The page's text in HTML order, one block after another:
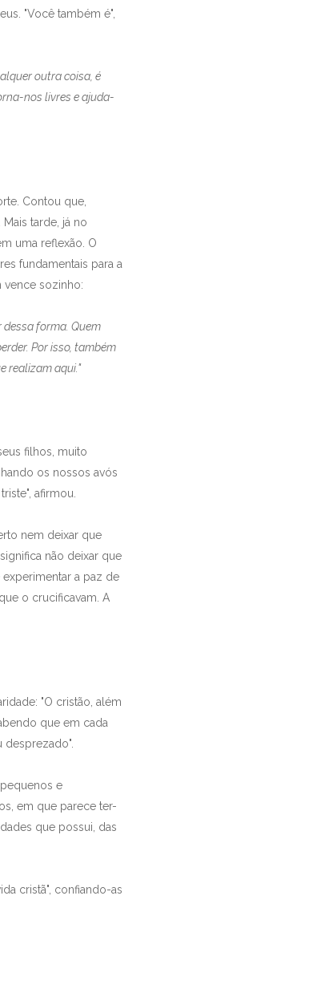
"Você também é",
outra coisa, é
nos livres e ajuda-
Contou que,
tarde, já no
uma reflexão. O
fundamentais para a
vence sozinho:
dessa forma. Quem
Por isso, também
realizam aqui."
filhos, muito
os nossos avós
afirmou.
nem deixar que
não deixar que
a paz de
o crucificavam. A
"O cristão, além
que em cada
e
em que parece ter-
que possui, das
cristã", confiando-as